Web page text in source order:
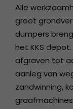
Alle
groot
dumpers
het KKS
afgraven tot
aanleg van
zandwinning,